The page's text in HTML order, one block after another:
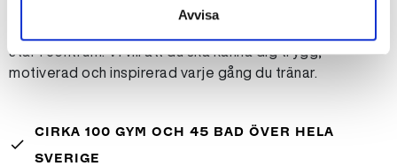
Avvisa
Hos Actic får du inte bara tillgång till träning – du blir en
står i centrum. Vi vill att du ska känna dig trygg,
motiverad och inspirerad varje gång du tränar.
done
CIRKA 100 GYM OCH 45 BAD ÖVER HELA
SVERIGE